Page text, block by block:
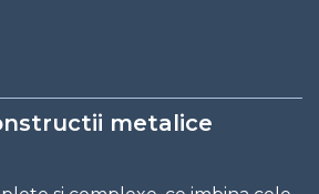
metalice